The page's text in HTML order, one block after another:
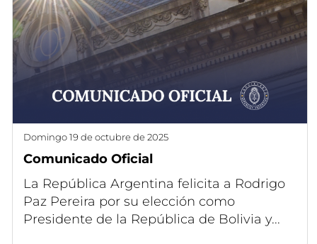
domingo 19 de octubre de 2025
Comunicado Oficial
La República Argentina felicita a Rodrigo
Paz Pereira por su elección como
Presidente de la República de Bolivia y...